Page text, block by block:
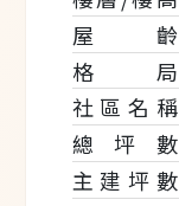
屋 齡
格 局
社區名稱
總坪數
主建坪數